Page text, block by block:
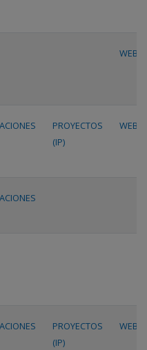
WEB
PROYECTOS
(IP)
WEB
PROYECTOS
(IP)
WEB